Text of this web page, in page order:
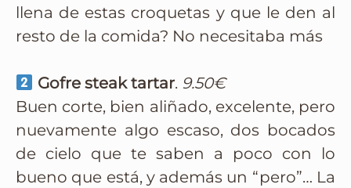
llena de estas croquetas y que le den al
resto de la comida? No necesitaba más
Gofre steak tartar. 9.50€
Buen corte, bien aliñado, excelente, pero
nuevamente algo escaso, dos bocados
de cielo que te saben a poco con lo
bueno que está, y además un “pero”… La